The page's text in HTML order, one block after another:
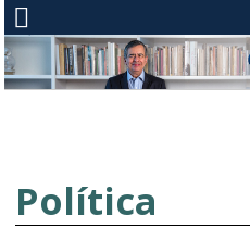
Política